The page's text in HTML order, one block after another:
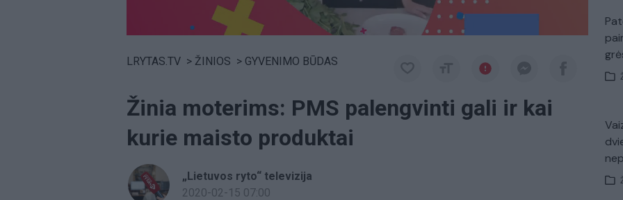
LRYTAS.TV > ŽINIOS > GYVENIMO BŪDAS
Žinia moterims: PMS palengvinti gali ir kai
kurie maisto produktai
„Lietuvos ryto“ televizija
2020-02-15 07:00